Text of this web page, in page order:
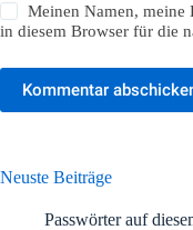
Meinen Namen, meine
in diesem Browser für die
Kommentar
Neuste Beiträge
Passwörter auf